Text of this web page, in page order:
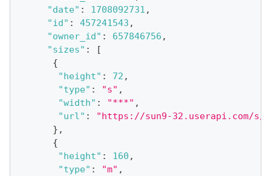
"date" : 1708092731 ,
"id" : 457241543 ,
"owner_id" : 657846756 ,
"sizes" :
[
{
"height" : 72 ,
"type" : "s" ,
"width" : "***" ,
"url" :
"https://sun9-32.userapi.com/s/v1/
} ,
{
"height" : 160 ,
"type" : "m" ,